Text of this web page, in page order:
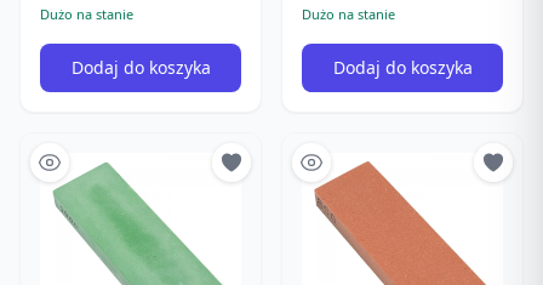
Dużo na stanie
Dodaj do koszyka
Dużo na stanie
Dodaj do koszyka